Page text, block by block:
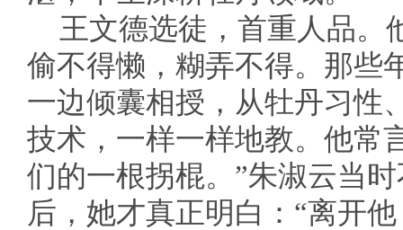
王文德选徒，首重人品。
偷不得懒，糊弄不得。那些
一边倾囊相授，从牡丹习性
技术，一样一样地教。他常
们的一根拐棍。”朱淑云当
后，她才真正明白：“离开